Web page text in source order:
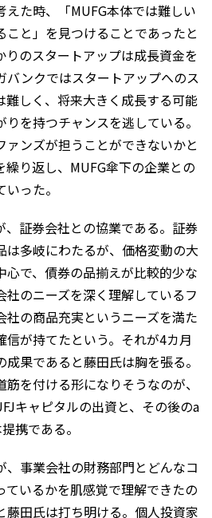
えた時、「MUFG本体では難しい
と」を見つけることであったと
りのスタートアップは成長資金を
バンクではスタートアップへのス
難しく、将来大きく成長する可能
を持つチャンスを逃している。
ァンズが担うことができないかと
繰り返し、MUFG傘下の企業との
った。
、証券会社との協業である。証券
は多岐にわたるが、価格変動の大
心で、債券の品揃えが比較的少な
社のニーズを深く理解しているフ
社の商品充実というニーズを満た
信が持てたという。それが4カ月
果であると藤田氏は胸を張る。
を付ける形になりそうなのが、
キャピタルの出資と、その後のa
携である。
、事業会社の財務部門とどんなコ
ているかを肌感覚で理解できたの
藤田氏は打ち明ける。個人投資家